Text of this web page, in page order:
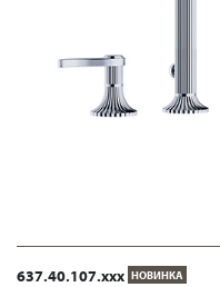
637.40.107.xxx НОВИНКА